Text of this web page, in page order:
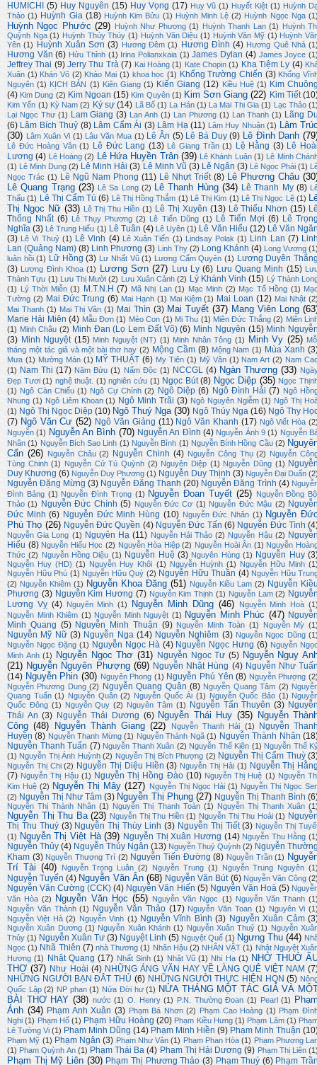
HUMICHI
(5) Huy Nguyên (15) Huy Vọng (17) Huy Vũ (1) Huyết Kiệt (1) Huỳnh
Thảo (1) Huỳnh Gia (18) Huỳnh Kim Bửu (1) Huỳnh Minh Lệ (2) Huỳnh Ngọc Nga
Huỳnh Ngọc Phước (29) Huỳnh Như Phương (1) Huỳnh Thanh Lan (1)
Huỳnh
Quỳnh Nga (1) Huỳnh Thúy Thúy (1) Huỳnh Văn Diệu (1) Huỳnh Văn Mỹ (1) Huỳnh
Yên (1) Huỳnh Xuân Sơn (3) Hương Đêm (1) Hương Đình (4) Hương Quê Nhà
Hương Văn (6) Hửu Thỉnh (1) Irina Polianxkaia (1) James Dylan (4) James Joyce
Jeffrey Thai (9) Jerry Thu Trà (7) Kai Hoàng (1) Kate Chopin (1) Kha Tiệm Ly (4)
Xuân (1) Khán Võ (2) Khảo Mai (1) khoa học (1) Khổng Trường Chiến (3) Khổng
Nguyên (1) KỊCH BẢN (1) Kiên Giang (1) Kiến Giang (12) Kiều Huệ (1) Kim
(4) Kim Dung (2) Kim Ngoan (15) Kim Quyên (1) Kim Sơn Giang (22) Kim Tiết
Kim Yến (1) Kỳ Nam (2) Ký sự (14) Lã Bố (1) La Hán (1) La Mai Thi Gia (1) Lạc Thảo
Lại Ngọc Thư (1) Lam Giang (3) Lan Anh (1) Lan Phương (1) Lan Thanh (1) Lãng
(6) Lâm Bích Thuỷ (8) Lâm Cẩm Ái (3) Lâm Hạ (11) Lâm Huy Nhuận (1) Lâm
(30) Lâm Xuân Vi (1) Lâu Văn Mua (1) Lê Ân (5) Lê Bá Duy (9) Lê Đình Danh
Lê Đức Hoàng Vân (1) Lê Đức Lang (13) Lê Giang Trần (1) Lệ Hằng (3) Lê
Lương (4) Lê Hoàng (2) Lê Hứa Huyền Trân (39) Lê Khánh Luận (1) Lê Minh
(1) Lê Minh Dung (2) Lê Minh Hải (3) Lê Minh Vũ (3) Lê Ngân (3) Lê Ngọc Phái (1)
Ngọc Trác (1) Lê Ngũ Nam Phong (11) Lê Nhựt Triết (8) Lê Phương Châu
Lê Quang Trạng (23) Lê Sa Long (2) Lê Thanh Hùng (34) Lê Thanh My (8)
Thấu (1) Lê Thị Cẩm Tú (6) Lê Thị Hồng Thắm (1) Lê Thị Kim (1) Lê Thị Ngọc Lệ (1)
Thị Ngọc Nữ (33) Lê Thị Thu Hiền (1) Lê Thị Xuyên (13) Lê Thiếu Nhơn (15)
Thống Nhất (6) Lê Thụy Phương (2) Lê Tiến Dũng (1) Lê Tiến Mợi (6) Lê
Nghĩa (3) Lê Trung Hiếu (1) Lê Tuân (4) Lê Uyên (1) Lê Văn Hiếu (12) Lê Văn
(3) Lê Vi Thuỷ (1) Lê Vinh (4) Lê Xuân Tiến (1) Lindsay Polak (1) Linh Lan (7)
Lan (Quảng Nam) (8) Linh Phương (3) Linh Thy (2) Long Khánh (4) Long Vương
luân hồi (1) Lữ Hồng (3) Lư Nhất Vũ (1) Lương Cẩm Quyên (1) Lương Duyên
(3) Lương Đình Khoa (1) Lương Sơn (27) Lưu Ly (6) Lưu Quang Minh (15)
Thành Tựu (1) Lưu Thị Mười (2) Lưu Xuân Cảnh (2) Lý Khánh Vinh (15) Lý Thành
(1)
Lý Thời Miễn (1) M.T.N.H (7) Mã Nhị Lan (1) Mạc Minh (2) Mạc Tố Hồng (1)
Tường (2) Mai Đức Trung (6) Mai Hạnh (1) Mai Kiệm (1) Mai Loan (12) Mai Nhật
Mai Thanh (1) Mai Thị Vân (1) Mai Thìn (3) Mai Tuyết (37) Mang Viên Long
Marie Hải Miên (4) Mẫu Đơn (1) Mèo Con (1) Mi Thu (1) Miên Đức Thắng (2) Miên
(1) Minh Châu (2) Minh Đan (Lọ Lem Đất Võ) (6) Minh Nguyên (15) Minh
(3) Minh Nguyệt (15) Minh Nguyệt (NT) (1) Minh Nhân Tông (1) Minh Vy (25)
tháng một tác giả và một bài thơ hay (2) Mộng Cầm (8) Mộng Nam (1) Mùa Xanh
Mưa (1) Mường Mán (1) MỸ THUẬT (6) My Tiên (1) Mỹ Vân (1) Nam Art (2) Nam
(1) Nam Thi (17) Năm Bửu (1) Nấm Độc (1) NCCGL (4) Ngàn Thương (33)
Đẹp Tươi (1) nghệ thuật. (1) nghiên cứu (1) Ngọc Bút (8) Ngọc Diệp (35) Ngọc
(1) Ngô Càn Chiểu (1) Ngô Cự Chính (2) Ngô Diệp (6) Ngô Đình Hải (7) Ngô
Nhung (1) Ngô Liêm Khoan (1) Ngô Minh Trãi (3) Ngô Nguyên Ngiễm (1) Ngô Thị
(1) Ngô Thị Ngọc Diệp (10) Ngô Thuý Nga (30) Ngô Thúy Nga (16) Ngô Thy
(7) Ngô Văn Cư (52) Ngô Văn Giảng (11) Ngô Văn Khanh (17) Ngô Viết Hòa
Nguyễn (1) Nguyễn An Bình (70) Nguyễn An Đình (4) Nguyễn Ánh 9 (1) Nguyễn
Nhân (1) Nguyễn Bích Sao Linh (1) Nguyễn Bình (1) Nguyễn Bính Hồng Cầu (2)
Cẩn (26) Nguyễn Châu (2) Nguyễn Chinh (4) Nguyễn Công Thụ (2) Nguyễn
Tùng Chinh (1) Nguyễn Cử Tú Quỳnh (2) Nguyên Diệp (1) Nguyễn Dũng (1)
Duy Khương (6) Nguyễn Duy Phương (1) Nguyễn Duy Thịnh (3) Nguyễn Đại Duẩn
Nguyễn Đặng Mừng (3) Nguyễn Đăng Thanh (20) Nguyễn Đăng Trình (4)
Đình Bảng (1) Nguyễn Đình Trọng (1) Nguyễn Đoan Tuyết (25)
Nguyễn Đồng
Thảo (1) Nguyễn Đức Chính (5) Nguyễn Đức Cơ (1) Nguyễn Đức Mậu (2)
Đức Minh (6) Nguyễn Đức Minh Hùng (10) Nguyễn Đức Nhân (1) Nguyễn
Phú Thọ (26) Nguyễn Đức Quyền (4) Nguyễn Đức Tấn (6) Nguyễn Đức Tình
Nguyễn Gia Long (1) Nguyên Hạ (11) Nguyễn Hải Thảo (2) Nguyễn Hậu (2)
Hiếu (8) Nguyễn Hiếu Học (2) Nguyễn Hòa Hiệp (2) Nguyễn Hoài Ân (1) Nguyễn
Thức (2) Nguyễn Hồng Diệu (1) Nguyễn Huệ (3) Nguyên Hùng (1) Nguyễn Huy
Nguyễn Huy (HD) (1) Nguyễn Huy Khôi (1) Nguyễn Huỳnh (1) Nguyễn Hữu Minh
Nguyễn Hữu Phú (1) Nguyễn Hữu Quý (2) Nguyễn Hữu Thuần (4) Nguyễn Hữu
(2) Nguyễn Khiêm (1) Nguyễn Khoa Đăng (51) Nguyễn Kiều Lam (2) Nguyễn
Phương (3) Nguyễn Kim Hương (7) Nguyễn Kim Thịnh (1) Nguyễn Lam (2)
Lương Vỵ (4) Nguyên Minh (1) Nguyễn Minh Dũng (46) Nguyễn Minh Hoà
Nguyễn Minh Khiêm (1) Nguyễn Minh Nguyệt (1) Nguyễn Minh Phúc (47)
Minh Quang (5) Nguyễn Minh Thuận (9) Nguyễn Minh Toàn (1) Nguyễn Mỳ
Nguyễn Mỹ Nữ (3) Nguyễn Nga (14) Nguyễn Nghiêm (3) Nguyễn Ngọc Dũng
Nguyễn Ngọc Đặng (1) Nguyễn Ngọc Hà (4) Nguyễn Ngọc Hưng (6) Nguyễn
Minh Anh (1) Nguyễn Ngọc Thơ (31) Nguyễn Ngọc Tư (5) Nguyễn Nguy
(21) Nguyễn Nguyên Phượng (69) Nguyễn Nhật Hùng (4) Nguyễn Như
(14) Nguyễn Phin (30) Nguyên Phong (1) Nguyễn Phú Yên (8) Nguyễn Phượng
Nguyễn Phương Dung (2) Nguyễn Quang Quân (8) Nguyễn Quang Tâm (2)
Quang Tuấn (1) Nguyễn Quân (2) Nguyễn Quốc Ái (1) Nguyễn Quốc Bảo (1)
Quốc Đông (1) Nguyễn Quy (2) Nguyên Tâm (1) Nguyễn Tấn Thuyên (3)
Thái An (3) Nguyễn Thái Dương (6) Nguyễn Thái Huy (35)
Nguyễn
Công (48) Nguyễn Thành Giang (22) Nguyễn Thanh Hải (1)
Nguyễn
Huyền (8) Nguyễn Thanh Mừng (1) Nguyễn Thánh Ngã (1) Nguyễn Thành Nhân
Nguyễn Thanh Tuấn (7) Nguyễn Thanh Xuân (2) Nguyễn Thế Kiên (1) Nguyễn Thế
(1) Nguyễn Thị Ánh Huỳnh (2) Nguyễn Thị Bích Phượng (2) Nguyễn Thị Cẩm Thuỳ
Nguyễn Thị Chi (2) Nguyễn Thị Diệu Hiền (3) Nguyễn Thị Hải (1) Nguyễn Thị
(7) Nguyễn Thị Hậu (1) Nguyễn Thị Hồng Đào (10) Nguyễn Thị Huệ (1) Nguyễn
Kim Huệ (2) Nguyễn Thị Mây (127) Nguyễn Thị Ngọc Hải (1) Nguyễn Thị Ngọc
(2) Nguyễn Thị Như Tâm (3) Nguyễn Thị Phụng (27) Nguyễn Thị Thanh Bình
Nguyễn Thị Thành Nhân (1) Nguyễn Thị Thanh Toàn (1) Nguyễn Thị Thanh Xuân
Nguyễn Thị Thu Ba (23) Nguyễn Thị Thu Hiền (1) Nguyễn Thị Thu Hoài (1)
Thị Thu Thuý (3) Nguyễn Thị Thùy Linh (3) Nguyễn Thị Tiết (3) Nguyễn Thị
(1) Nguyễn Thị Việt Hà (39) Nguyễn Thị Xuân Hương (14) Nguyễn Thu Hằng
Nguyễn Thủy (4) Nguyễn Thúy Ngân (13) Nguyễn Thuý Quỳnh (2) Nguyễn
Kham (3) Nguyễn Thượng Trí (2) Nguyễn Tiến Đường (8) Nguyễn Trần (1)
Trí Tài (40) Nguyễn Trọng Luân (2) Nguyễn Trung (1) Nguyễn Trung Nguyên
Nguyễn Tuyển (4) Nguyễn Văn Ân (68) Nguyễn Văn Bút (6) Nguyễn Văn Công
Nguyễn Văn Cường (CCK) (4) Nguyễn Văn Hiến (5) Nguyễn Văn Hoà (5)
Văn Hòa (2) Nguyễn Văn Học (55) Nguyễn Văn Ngọc (1) Nguyễn Văn Thanh
Nguyễn Văn Thành (1) Nguyễn Văn Thảo (17) Nguyễn Văn Toan (1) Nguyên Vi
Nguyễn Việt Hà (2) Nguyễn Vinh (1) Nguyễn Vĩnh Bình (3) Nguyễn Xuân Cảm
Nguyễn Xuân Dương (1) Nguyễn Xuân Khánh (1) Nguyễn Xuân Thuỷ (1) Nguyễn
Thủy (1) Nguyễn Xuân Tư (3) Nguyệt Linh (5) Nguyệt Quế (1) Ngưng Thu (44)
Ngọc (1) Nhã Thiên (7) nhà Thương (1) Nhân Hậu (2) NHÂN VẬT (1) Nhật Nguyệt
Hương (1) Nhật Quang (17) Nhất Sinh (1) Nhật Vũ (1) Nhi Hạ (1) NHỚ THUỞ
THƠ (37) Như Hoài (4) NHỮNG ÁNG VĂN HAY VỀ LÀNG QUÊ VIỆT NAM
NHỮNG NGƯỜI BẠN ĐÂT THỦ (6) NHỮNG NGƯỜI THỰC HIỆN HQN (5)
Quốc Lập (2) NP phan (1) Nửa Đời hư (1) NỬA THÁNG MỘT TÁC GIẢ VÀ
BÀI THƠ HAY (38) nước (1) O. Henry (1) P.N. Thường Đoan (1) Pearl (1)
Ánh (34) Phạm Anh Xuân (3) Phạm Bá Nhơn (2) Phạm Cao Hoàng (1) Phạm
Nghi (1) Phạm Hổ (1) Phạm Hữu Hoàng (20) Phạm Kiều Hưng (1) Phạm Lâm (1)
Lê Tường Vi (1) Phạm Minh Dũng (14) Phạm Minh Hiền (9) Phạm Minh Thuận
Phạm Mỹ (1) Phạm Ngân (3) Phạm Như Vân (1) Phạm Phan Hòa (1) Phạm Phương
(1) Phạm Quỳnh An (1) Phạm Thái Ba (4) Phạm Thị Hải Dương (9) Phạm Thị Liên
Phạm Thị Mỹ Liên (30) Phạm Thị Phương Thảo (3) Phạm Thuý (6) Phạm